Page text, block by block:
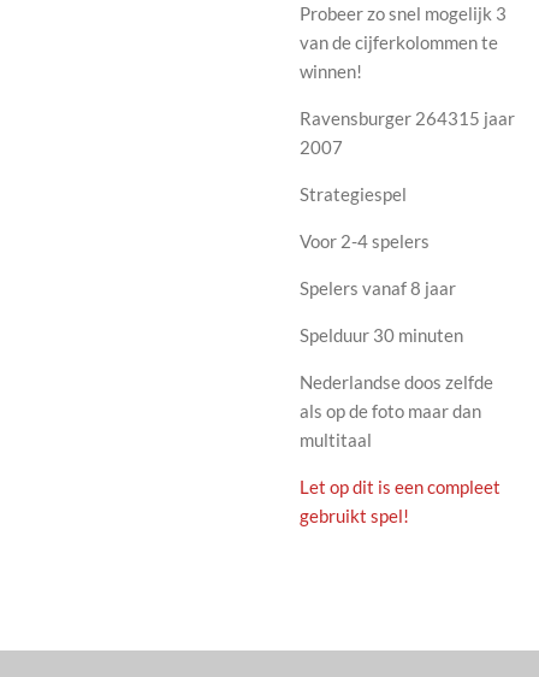
Probeer zo snel mogelijk 3
van de cijferkolommen te
winnen!
Ravensburger 264315 jaar
2007
Strategiespel
Voor 2-4 spelers
Spelers vanaf 8 jaar
Spelduur 30 minuten
Nederlandse doos zelfde
als op de foto maar dan
multitaal
Let op dit is een compleet
gebruikt spel!